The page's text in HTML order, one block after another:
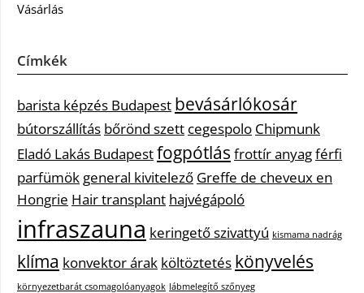
Vásárlás
Címkék
barista képzés Budapest bevásárlókosár
bútorszállítás bőrönd szett cegespolo Chipmunk
Eladó Lakás Budapestfogpótlás frottír anyagférfi
parfümök general kivitelező Greffe de cheveux en
Hongrie Hair transplant hajvégápoló
infraszauna keringető szivattyú kismama nadrág
klíma konvektor árak költöztetés könyvelés
környezetbarát csomagolóanyagok lábmelegítő szőnyeg